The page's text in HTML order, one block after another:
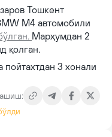
Тошкент
M4 автомобили
Марҳумдан 2
қолган.